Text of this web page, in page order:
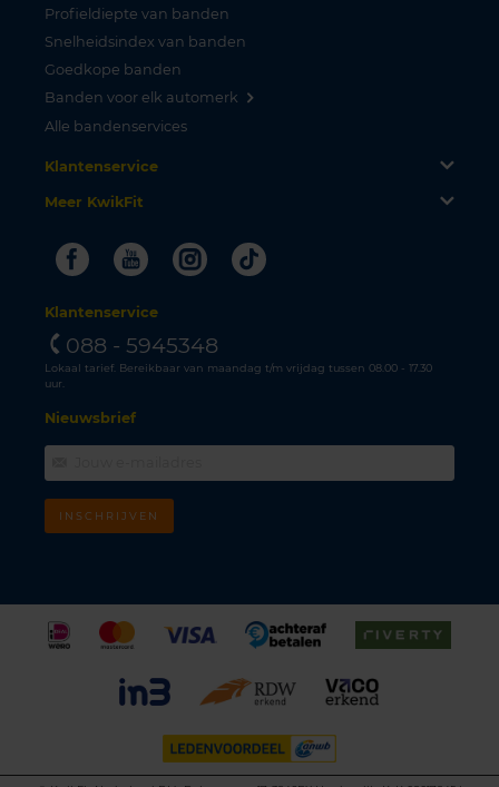
Profieldiepte van banden
Snelheidsindex van banden
Goedkope banden
Banden voor elk automerk
Alle bandenservices
Klantenservice
Meer KwikFit
FacebookYoutubeInstagram
Tiktok
Klantenservice
088 - 5945348
Lokaal tarief. Bereikbaar van maandag t/m vrijdag tussen 08.00 - 17.30
uur.
Nieuwsbrief
INSCHRIJVEN